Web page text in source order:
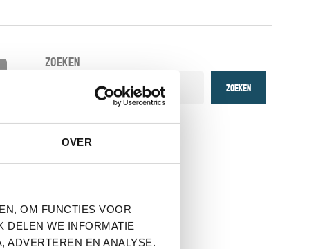
OVER
OM FUNCTIES VOOR
DELEN WE INFORMATIE
ADVERTEREN EN ANALYSE.
ZOEKEN
Zoeken
RECENT
POSTS
HELLO WORLD!